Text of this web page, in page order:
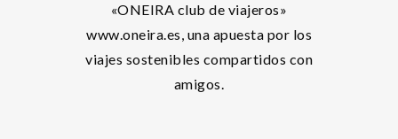
«ONEIRA club de viajeros»
www.oneira.es, una apuesta por los
viajes sostenibles compartidos con
amigos.